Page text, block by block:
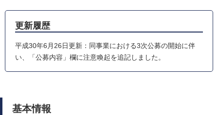
更新履歴
平成30年6月26日更新：同事業における3次公募の開始に伴
い、「公募内容」欄に注意喚起を追記しました。
基本情報